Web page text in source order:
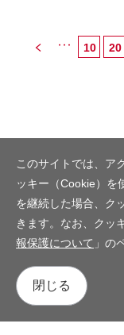
10 20
このサイトでは、ア
ッキー（Cookie）を
を継続した場合、ク
きます。なお、クッ
報保護について 」の
閉じる